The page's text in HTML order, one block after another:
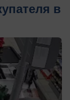
в